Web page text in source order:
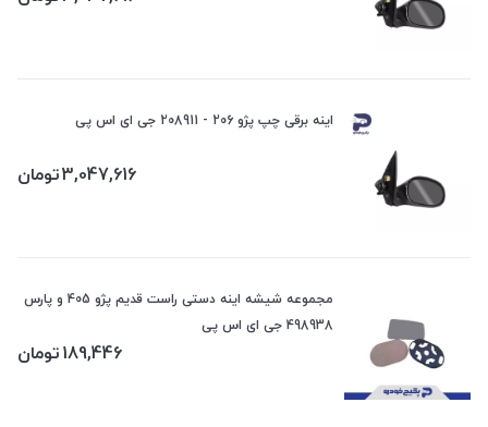
اینه برقی چپ پژو 206 - 208911 جی ای اس پی
3,047,616تومان
مجموعه شیشه اینه دستی راست قدیم پژو 405 و پارس
498938 جی ای اس پی
189,446تومان